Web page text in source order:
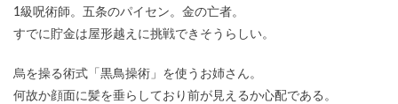
1級呪術師。五条のパイセン。金の亡者。
すでに貯金は屋形越えに挑戦できそうらしい。
烏を操る術式「黒鳥操術」を使うお姉さん。
何故か顔面に髪を垂らしており前が見えるか心配である。